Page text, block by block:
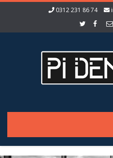
0312 231 86 74